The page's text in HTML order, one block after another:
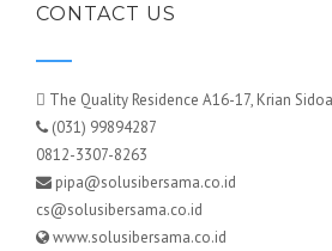
CONTACT US
The Quality Residence A16-17, Krian
(031) 99894287
0812-3307-8263
pipa@solusibersama.co.id
cs@solusibersama.co.id
www.solusibersama.co.id